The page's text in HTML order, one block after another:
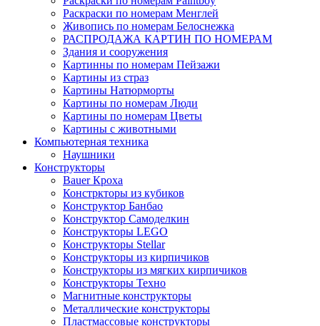
Раскраски по номерам Менглей
Живопись по номерам Белоснежка
РАСПРОДАЖА КАРТИН ПО НОМЕРАМ
Здания и сооружения
Картинны по номерам Пейзажи
Картины из страз
Картины Натюрморты
Картины по номерам Люди
Картины по номерам Цветы
Картины с животными
Компьютерная техника
Наушники
Конструкторы
Bauer Кроха
Констркторы из кубиков
Конструктор Банбао
Конструктор Самоделкин
Конструкторы LEGO
Конструкторы Stellar
Конструкторы из кирпичиков
Конструкторы из мягких кирпичиков
Конструкторы Техно
Магнитные конструкторы
Металлические конструкторы
Пластмассовые конструкторы